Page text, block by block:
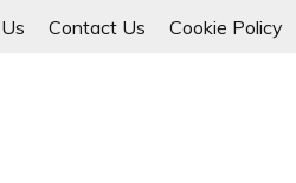
Contact Us Cookie Policy